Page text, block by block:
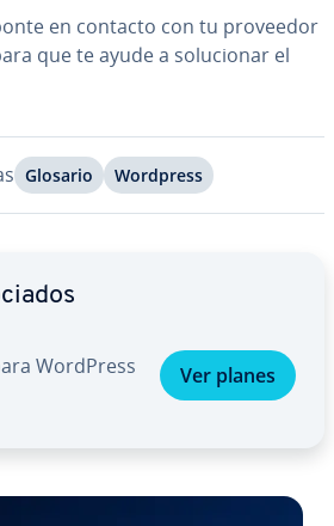
en contacto con tu proveedor
que te ayude a so­lu­cio­nar el
Glosario Wordpress
WordPress Ver planes